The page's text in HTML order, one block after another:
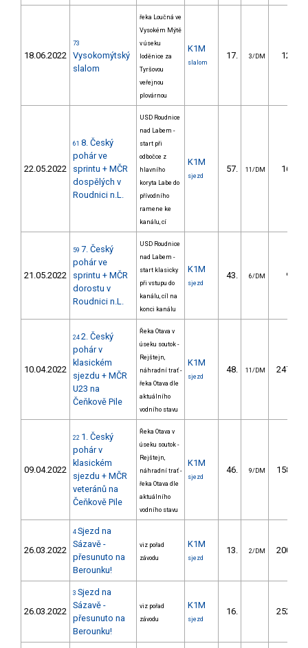
18.06.2022
73
Vysokomýtský
slalom
řeka Loučná ve
Vysokém Mýtě
v úseku
loděnice za
Tyršovou
veřejnou
plovárnou
K1M
slalom
17. 3/DM 12.50
22.05.2022
61 8. Český
pohár ve
sprintu + MČR
dospělých v
Roudnici n.L.
USD Roudnice
nad Labem -
start při
odbočce z
hlavního
koryta Labe do
přívodního
ramene ke
kanálu, cí
K1M
sjezd
57. 11/DM 16.32
21.05.2022
59 7. Český
pohár ve
sprintu + MČR
dorostu v
Roudnici n.L.
USD Roudnice
nad Labem -
start klasicky
při vstupu do
kanálu, cíl na
konci kanálu
K1M
sjezd
43. 6/DM 9.42
10.04.2022
24 2. Český
pohár v
klasickém
sjezdu + MČR
U23 na
Čeňkově Pile
Řeka Otava v
úseku soutok -
Rejštejn,
náhradní trať -
řeka Otava dle
aktuálního
vodního stavu
K1M
sjezd
48. 11/DM 247.89
09.04.2022
22 1. Český
pohár v
klasickém
sjezdu + MČR
veteránů na
Čeňkově Pile
Řeka Otava v
úseku soutok -
Rejštejn,
náhradní trať -
řeka Otava dle
aktuálního
vodního stavu
K1M
sjezd
46. 9/DM 158.12
26.03.2022
4 Sjezd na
Sázavě -
přesunuto na
Berounku!
viz pořad
závodu
K1M
sjezd
13. 2/DM 200.84
26.03.2022
3 Sjezd na
Sázavě -
přesunuto na
Berounku!
viz pořad
závodu
K1M
sjezd
16. 252.01